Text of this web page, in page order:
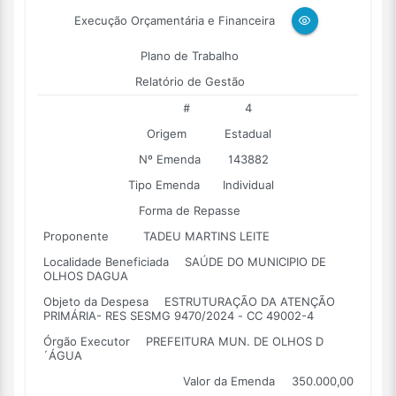
Execução Orçamentária e Financeira
Plano de Trabalho
Relatório de Gestão
#
4
Origem
Estadual
Nº Emenda
143882
Tipo Emenda
Individual
Forma de Repasse
Proponente
TADEU MARTINS LEITE
Localidade Beneficiada
SAÚDE DO MUNICIPIO DE
OLHOS DAGUA
Objeto da Despesa
ESTRUTURAÇÃO DA ATENÇÃO
PRIMÁRIA- RES SESMG 9470/2024 - CC 49002-4
Órgão Executor
PREFEITURA MUN. DE OLHOS D
´ÁGUA
Valor da Emenda
350.000,00